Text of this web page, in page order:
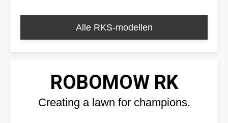
Alle RKS-modellen
ROBOMOW RK
Creating a lawn for champions.